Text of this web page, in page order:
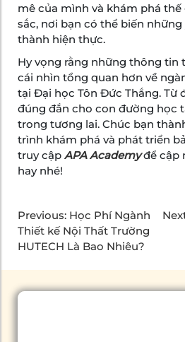
mê của mình và khám phá
sắc, nơi bạn có thể biến
thành hiện thực.
Hy vọng rằng những thông tin
cái nhìn tổng quan hơn về
tại Đại học Tôn Đức Thắng. Từ
đúng đắn cho con đường học
trong tương lai. Chúc bạn
trình khám phá và phát triển
truy cập APA Academyđể cập
hay nhé!
Previous: Học Phí Ngành
Thiết kế Nội Thất Trường
HUTECH Là Bao Nhiêu?